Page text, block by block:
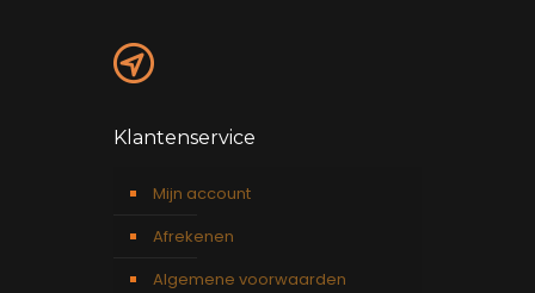
Klantenservice
Mijn account
Afrekenen
Algemene voorwaarden